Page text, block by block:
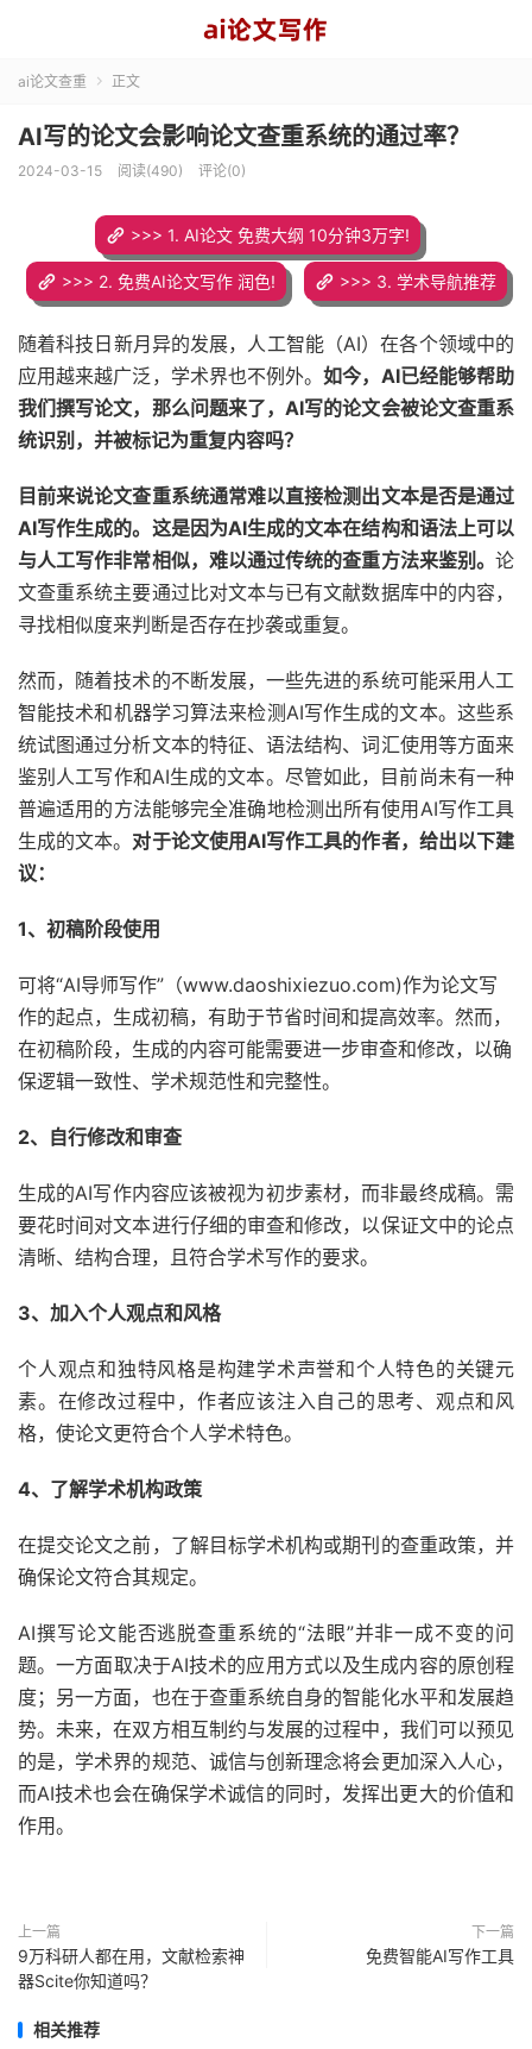
ai论文查重  正文
AI写的论文会影响论文查重系统的通过率？
2024-03-15 阅读(490) 评论(0)
>>> 1. AI论文 免费大纲 10分钟3万字!
>>> 2. 免费AI论文写作 润色! >>> 3. 学术导航推荐
随着科技日新月异的发展，人工智能（AI）在各个领域中的
应用越来越广泛，学术界也不例外。如今，AI已经能够帮助
我们撰写论文，那么问题来了，AI写的论文会被论文查重系
统识别，并被标记为重复内容吗？
目前来说论文查重系统通常难以直接检测出文本是否是通过
AI写作生成的。这是因为AI生成的文本在结构和语法上可以
与人工写作非常相似，难以通过传统的查重方法来鉴别。 论
文查重系统主要通过比对文本与已有文献数据库中的内容，
寻找相似度来判断是否存在抄袭或重复。
然而，随着技术的不断发展，一些先进的系统可能采用人工
智能技术和机器学习算法来检测AI写作生成的文本。这些系
统试图通过分析文本的特征、语法结构、词汇使用等方面来
鉴别人工写作和AI生成的文本。尽管如此，目前尚未有一种
普遍适用的方法能够完全准确地检测出所有使用AI写作工具
生成的文本。 对于论文使用AI写作工具的作者，给出以下建
议：
1、初稿阶段使用
可将“AI导师写作”（www.daoshixiezuo.com)作为论文写
作的起点，生成初稿，有助于节省时间和提高效率。然而，
在初稿阶段，生成的内容可能需要进一步审查和修改，以确
保逻辑一致性、学术规范性和完整性。
2、自行修改和审查
生成的AI写作内容应该被视为初步素材，而非最终成稿。需
要花时间对文本进行仔细的审查和修改，以保证文中的论点
清晰、结构合理，且符合学术写作的要求。
3、加入个人观点和风格
个人观点和独特风格是构建学术声誉和个人特色的关键元
素。在修改过程中，作者应该注入自己的思考、观点和风
格，使论文更符合个人学术特色。
4、了解学术机构政策
在提交论文之前，了解目标学术机构或期刊的查重政策，并
确保论文符合其规定。
AI撰写论文能否逃脱查重系统的“法眼”并非一成不变的问
题。一方面取决于AI技术的应用方式以及生成内容的原创程
度；另一方面，也在于查重系统自身的智能化水平和发展趋
势。未来，在双方相互制约与发展的过程中，我们可以预见
的是，学术界的规范、诚信与创新理念将会更加深入人心，
而AI技术也会在确保学术诚信的同时，发挥出更大的价值和
作用。
上一篇
9万科研人都在用，文献检索神
器Scite你知道吗？
下一篇
免费智能AI写作工具
相关推荐